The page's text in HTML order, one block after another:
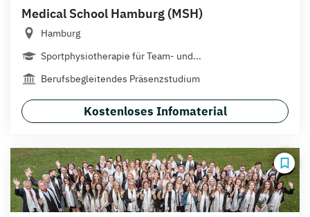
Medical School Hamburg (MSH)
Hamburg
Sportphysiotherapie für Team- und...
Berufsbegleitendes Präsenzstudium
Kostenloses Infomaterial